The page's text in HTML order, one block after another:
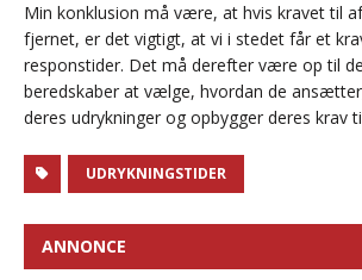
Min konklusion må være, at hvis kravet til
fjernet, er det vigtigt, at vi i stedet får et
responstider. Det må derefter være op til
beredskaber at vælge, hvordan de
deres udrykninger og opbygger deres krav
UDRYKNINGSTIDER
ANNONCE